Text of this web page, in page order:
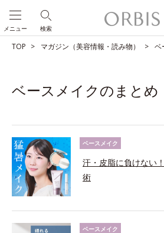
検索
メニュー
TOP マガジン（美容情報・読み物） ベ
ベースメイクのまとめ
ベースメイク
汗・皮脂に負けない
術
ベースメイク